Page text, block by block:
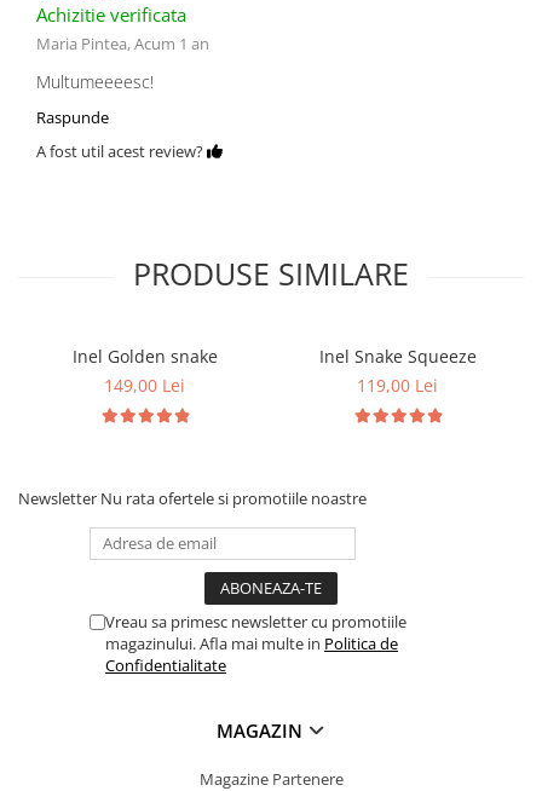
Achizitie verificata
Maria Pintea,Acum 1 an
Multumeeeesc!
Raspunde
A fost util acest review?
PRODUSE SIMILARE
Inel Golden snake
149,00 Lei
Inel Snake Squeeze
119,00 Lei
Newsletter Nu rata ofertele si promotiile noastre
Vreau sa primesc newsletter cu promotiile
magazinului. Afla mai multe in Politica de
Confidentialitate
MAGAZIN
Magazine Partenere